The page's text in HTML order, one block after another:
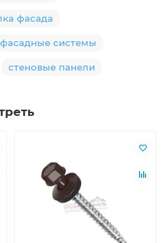
фасада
фасадные системы
стеновые панели